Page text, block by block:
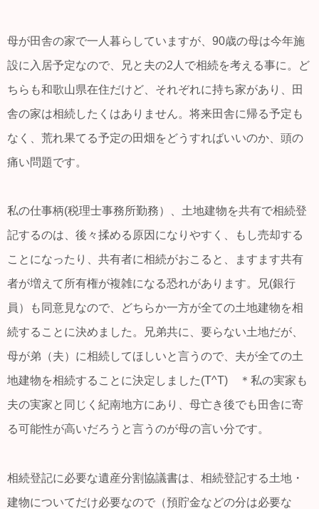
母が田舎の家で一人暮らしていますが、90歳の母は今年施
設に入居予定なので、兄と夫の2人で相続を考える事に。ど
ちらも和歌山県在住だけど、それぞれに持ち家があり、田
舎の家は相続したくはありません。将来田舎に帰る予定も
なく、荒れ果てる予定の田畑をどうすればいいのか、頭の
痛い問題です。
私の仕事柄(税理士事務所勤務）、土地建物を共有で相続登
記するのは、後々揉める原因になりやすく、もし売却する
ことになったり、共有者に相続がおこると、ますます共有
者が増えて所有権が複雑になる恐れがあります。兄(銀行
員）も同意見なので、どちらか一方が全ての土地建物を相
続することに決めました。兄弟共に、要らない土地だが、
母が弟（夫）に相続してほしいと言うので、夫が全ての土
地建物を相続することに決定しました(T^T) ＊私の実家も
夫の実家と同じく紀南地方にあり、母亡き後でも田舎に寄
る可能性が高いだろうと言うのが母の言い分です。
相続登記に必要な遺産分割協議書は、相続登記する土地・
建物についてだけ必要なので（預貯金などの分は必要な